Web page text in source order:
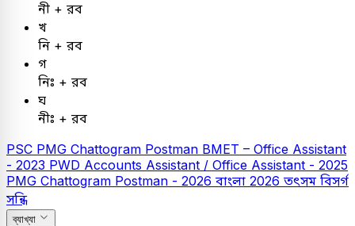
নী + রব
খ
নি + রব
গ
নিঃ + রব
ঘ
নীঃ + রব
PSC PMG Chattogram Postman BMET – Office Assistant
- 2023 PWD Accounts Assistant / Office Assistant - 2025
PMG Chattogram Postman - 2026 বাংলা 2026 তৎসম বিসর্গ
সন্ধি
ব্যাখ্যা